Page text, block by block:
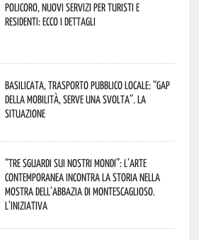
Policoro, nuovi servizi per turisti e
residenti: ecco i dettagli
Basilicata, trasporto pubblico locale: “Gap
della mobilità, serve una svolta”. La
situazione
“Tre Sguardi sui Nostri Mondi”: l’arte
contemporanea incontra la storia nella
mostra dell’Abbazia di Montescaglioso.
L’iniziativa